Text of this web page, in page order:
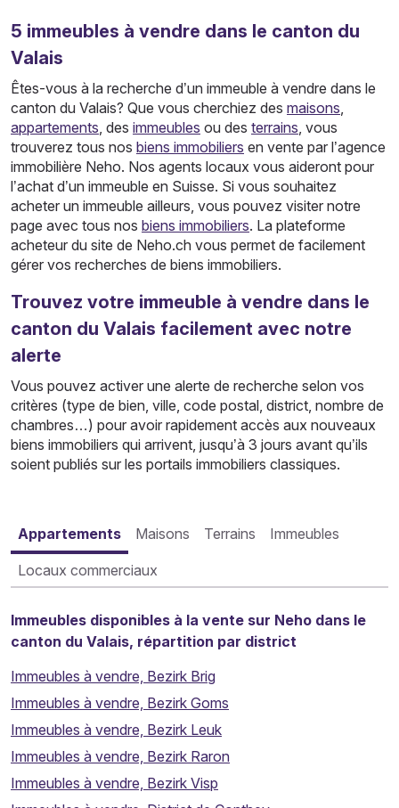
5 immeubles à vendre dans le canton du
Valais
Êtes-vous à la recherche d’un immeuble à vendre dans le
canton du Valais? Que vous cherchiez des maisons,
appartements, des immeubles ou des terrains, vous
trouverez tous nos biens immobiliers en vente par l’agence
immobilière Neho. Nos agents locaux vous aideront pour
l’achat d’un immeuble en Suisse. Si vous souhaitez
acheter un immeuble ailleurs, vous pouvez visiter notre
page avec tous nos biens immobiliers. La plateforme
acheteur du site de Neho.ch vous permet de facilement
gérer vos recherches de biens immobiliers.
Trouvez votre immeuble à vendre dans le
canton du Valais facilement avec notre
alerte
Vous pouvez activer une alerte de recherche selon vos
critères (type de bien, ville, code postal, district, nombre de
chambres…) pour avoir rapidement accès aux nouveaux
biens immobiliers qui arrivent, jusqu’à 3 jours avant qu’ils
soient publiés sur les portails immobiliers classiques.
Appartements Maisons Terrains Immeubles
Locaux commerciaux
Immeubles disponibles à la vente sur Neho dans le
canton du Valais, répartition par district
Immeubles à vendre, Bezirk Brig
Immeubles à vendre, Bezirk Goms
Immeubles à vendre, Bezirk Leuk
Immeubles à vendre, Bezirk Raron
Immeubles à vendre, Bezirk Visp